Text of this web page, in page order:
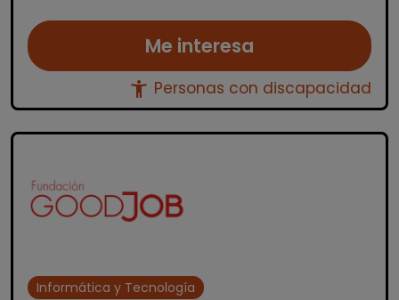
Me interesa
accessibility_new Personas con discapacidad
Informática y Tecnología